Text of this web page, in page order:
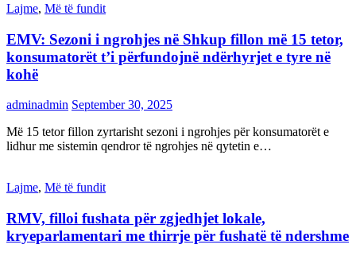
Lajme, Më të fundit
EMV: Sezoni i ngrohjes në Shkup fillon më 15 tetor,
konsumatorët t’i përfundojnë ndërhyrjet e tyre në
kohë
adminadmin September 30, 2025
Më 15 tetor fillon zyrtarisht sezoni i ngrohjes për konsumatorët e
lidhur me sistemin qendror të ngrohjes në qytetin e…
Lajme, Më të fundit
RMV, filloi fushata për zgjedhjet lokale,
kryeparlamentari me thirrje për fushatë të ndershme